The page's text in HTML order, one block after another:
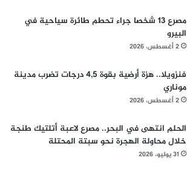
مصرع 13 شخصا جراء تحطم طائرة سياحية في
البيرو
2 أغسطس، 2026
فنزويلا.. هزة أرضية بقوة 4,5 درجات تضرب مدينة
موناري
2 أغسطس، 2026
الحلم انتهى في البحر.. مصرع لاعبة أتلتيك طنجة
خلال محاولة الهجرة نحو سبتة المحتلة
31 يوليو، 2026